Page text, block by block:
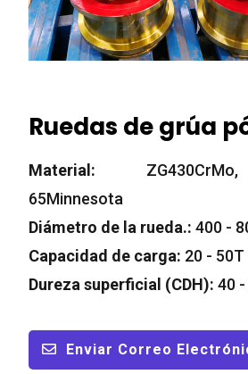
Ruedas de grúa
Material:
65Minnesota
Diámetro de la rueda.: 400 -
Capacidad de carga: 20 - 50T
Dureza superficial (CDH): 40
Enviar Correo